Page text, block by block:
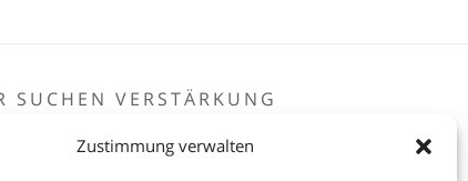
Zustimmung verwalten
SUCHEN VERSTÄRKUNG
(m/w/d)